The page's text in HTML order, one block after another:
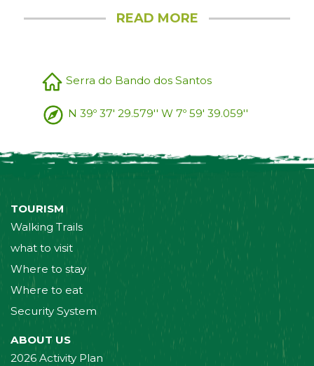
READ MORE
Serra do Bando dos Santos
N 39º 37' 29.579'' W 7º 59' 39.059''
TOURISM
Walking Trails
what to visit
Where to stay
Where to eat
Security System
ABOUT US
2026 Activity Plan